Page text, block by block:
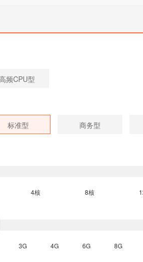
4核 8核
3G 4G 6G 8G